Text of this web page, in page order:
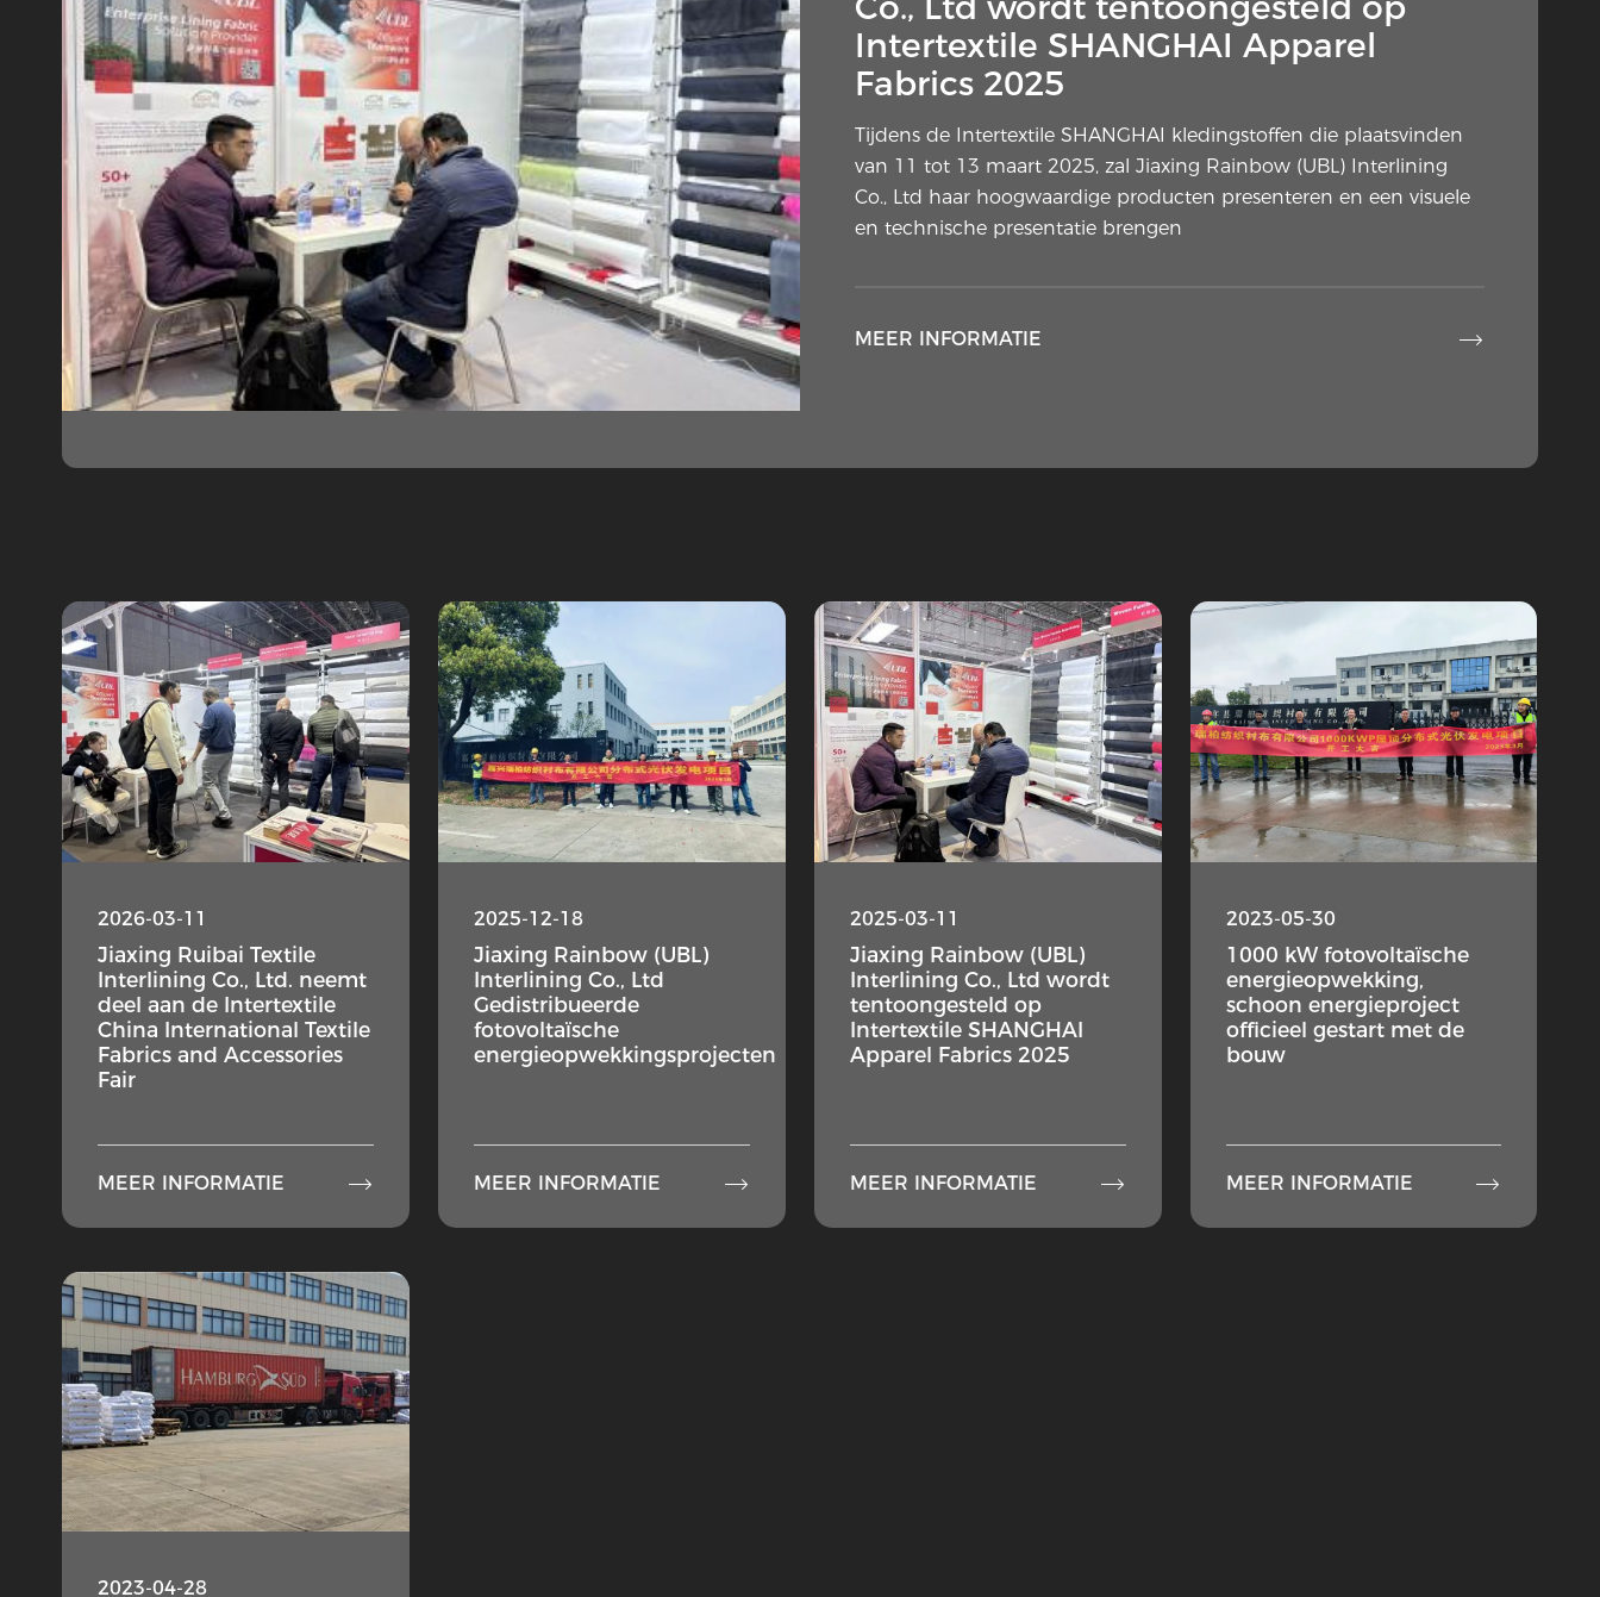
Intertextile SHANGHAI Apparel
Fabrics 2025
Tijdens de Intertextile SHANGHAI kledingstoffen die plaatsvinden
van 11 tot 13 maart 2025, zal Jiaxing Rainbow (UBL) Interlining
Co., Ltd haar hoogwaardige producten presenteren en een visuele
en technische presentatie brengen
MEER INFORMATIE 
2026-03-11
Jiaxing Ruibai Textile
Interlining Co., Ltd. neemt
deel aan de Intertextile
China International Textile
Fabrics and Accessories
Fair
MEER INFORMATIE 
2025-12-18
Jiaxing Rainbow (UBL)
Interlining Co., Ltd
Gedistribueerde
fotovoltaïsche
energieopwekkingsprojecten
MEER INFORMATIE 
2025-03-11
Jiaxing Rainbow (UBL)
Interlining Co., Ltd wordt
tentoongesteld op
Intertextile SHANGHAI
Apparel Fabrics 2025
MEER INFORMATIE 
2023-05-30
1000 kW fotovoltaïsche
energieopwekking,
schoon energieproject
officieel gestart met de
bouw
MEER INFORMATIE 
2023-04-28